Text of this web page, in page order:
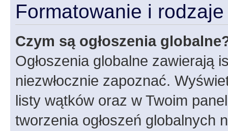
Formatowanie i
Czym są ogłoszenia
Ogłoszenia globalne zawierają
niezwłocznie zapoznać.
listy wątków oraz w Twoim
tworzenia ogłoszeń globalnych